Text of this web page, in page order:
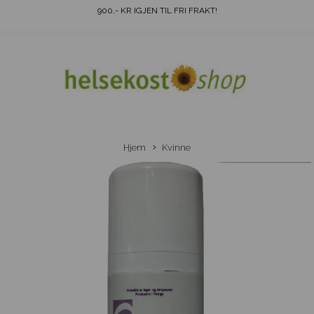
900,- KR IGJEN TIL FRI FRAKT!
Hjem Kvinne